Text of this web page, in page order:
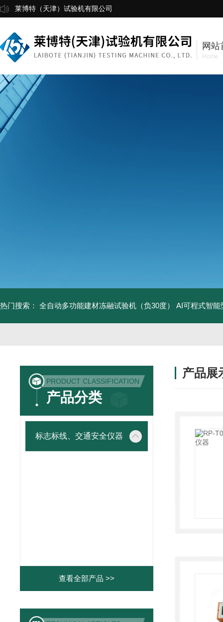
莱博特（天津）试验机有限公司
网站
Home
热门搜索： 全自动多功能建材冻融试验机（负30度） AI可程式智能
PRODUCT CLASSIFICATION
产品分类
标志标线、交通安全仪器
查看全部产品 >>
产品展